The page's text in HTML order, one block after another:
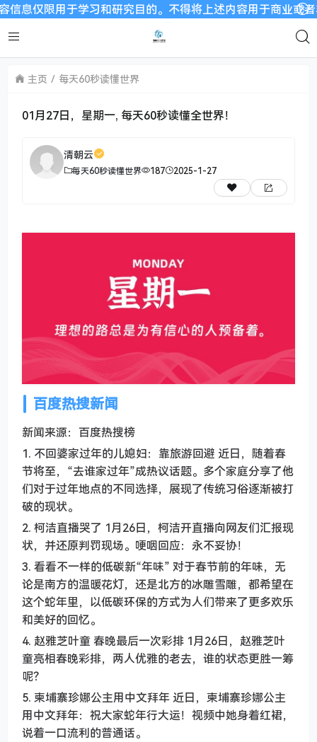
限用于学习和研究目的。不得将上述内容用于商业或者非
主页 每天60秒读懂世界
01月27日，星期一, 每天60秒读懂全世界！
清朝云
每天60秒读懂世界 187 2025-1-27
百度热搜新闻
新闻来源：百度热搜榜
1. 不回婆家过年的儿媳妇：靠旅游回避 近日，随着春
节将至，“去谁家过年”成热议话题。多个家庭分享了他
们对于过年地点的不同选择，展现了传统习俗逐渐被打
破的现状。
2. 柯洁直播哭了 1月26日，柯洁开直播向网友们汇报现
状，并还原判罚现场。哽咽回应：永不妥协！
3. 看看不一样的低碳新“年味” 对于春节前的年味，无
论是南方的温暖花灯，还是北方的冰雕雪雕，都希望在
这个蛇年里，以低碳环保的方式为人们带来了更多欢乐
和美好的回忆。
4. 赵雅芝叶童 春晚最后一次彩排 1月26日，赵雅芝叶
童亮相春晚彩排，两人优雅的老去，谁的状态更胜一筹
呢？
5. 柬埔寨珍娜公主用中文拜年 近日，柬埔寨珍娜公主
用中文拜年：祝大家蛇年行大运！视频中她身着红裙，
说着一口流利的普通话。